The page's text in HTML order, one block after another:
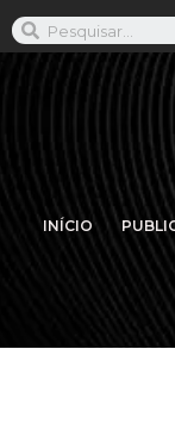
INÍCIO